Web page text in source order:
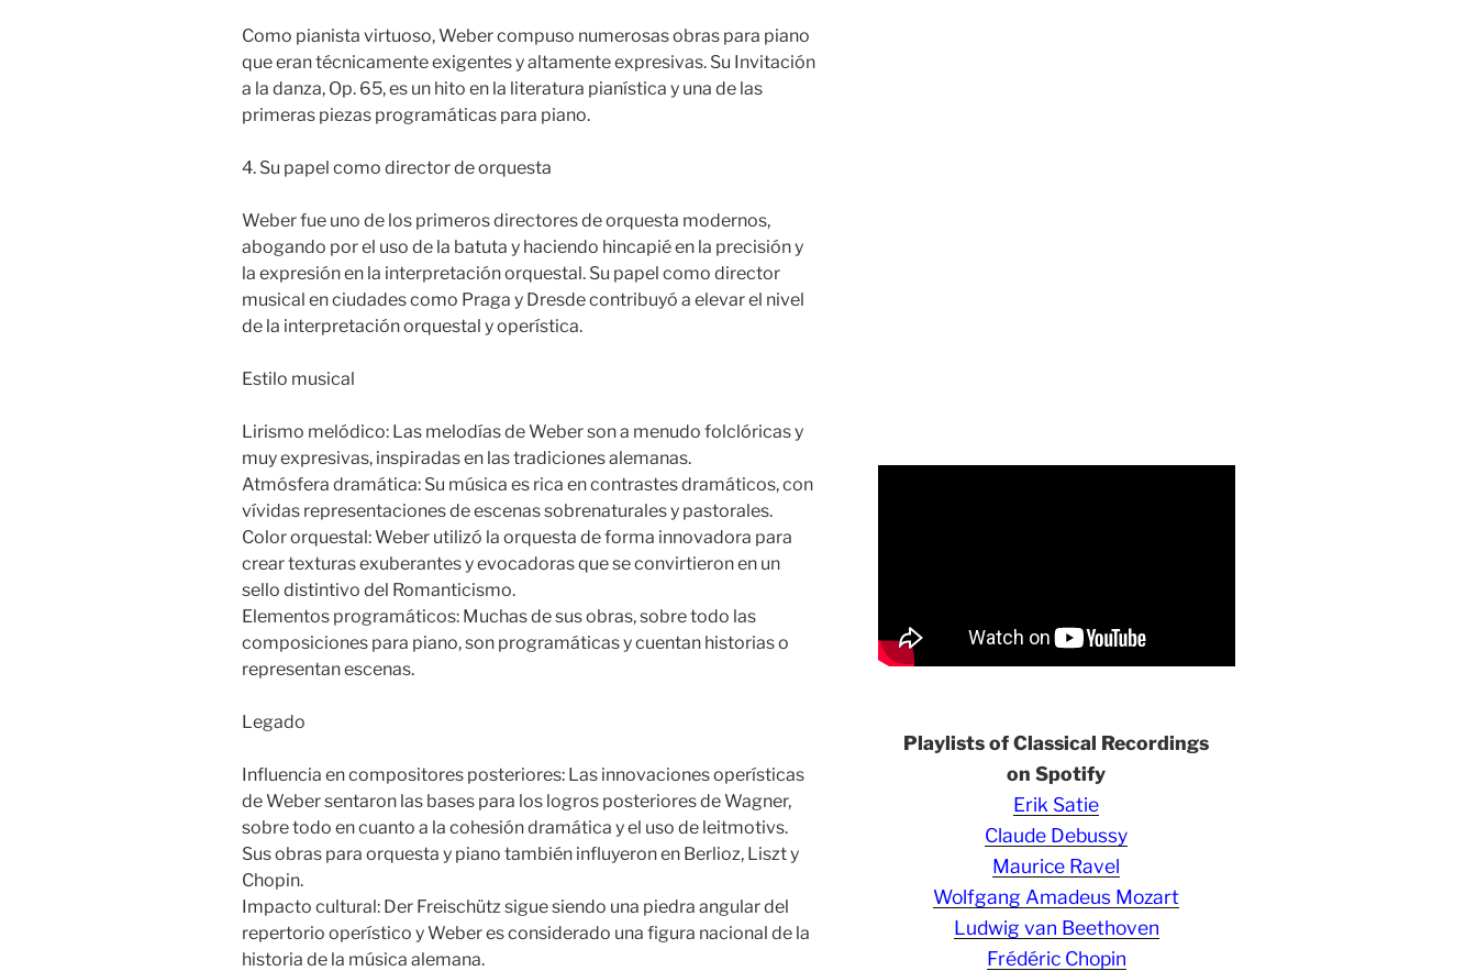
Como pianista virtuoso, Weber compuso numerosas obras para piano
que eran técnicamente exigentes y altamente expresivas. Su Invitación
a la danza, Op. 65, es un hito en la literatura pianística y una de las
primeras piezas programáticas para piano.
4. Su papel como director de orquesta
Weber fue uno de los primeros directores de orquesta modernos,
abogando por el uso de la batuta y haciendo hincapié en la precisión y
la expresión en la interpretación orquestal. Su papel como director
musical en ciudades como Praga y Dresde contribuyó a elevar el nivel
de la interpretación orquestal y operística.
Estilo musical
Lirismo melódico: Las melodías de Weber son a menudo folclóricas y
muy expresivas, inspiradas en las tradiciones alemanas.
Atmósfera dramática: Su música es rica en contrastes dramáticos, con
vívidas representaciones de escenas sobrenaturales y pastorales.
Color orquestal: Weber utilizó la orquesta de forma innovadora para
crear texturas exuberantes y evocadoras que se convirtieron en un
sello distintivo del Romanticismo.
Elementos programáticos: Muchas de sus obras, sobre todo las
composiciones para piano, son programáticas y cuentan historias o
representan escenas.
Legado
Influencia en compositores posteriores: Las innovaciones operísticas
de Weber sentaron las bases para los logros posteriores de Wagner,
sobre todo en cuanto a la cohesión dramática y el uso de leitmotivs.
Sus obras para orquesta y piano también influyeron en Berlioz, Liszt y
Chopin.
Impacto cultural: Der Freischütz sigue siendo una piedra angular del
repertorio operístico y Weber es considerado una figura nacional de la
historia de la música alemana.
Playlists of Classical Recordings
on Spotify
Erik Satie
Claude Debussy
Maurice Ravel
Wolfgang Amadeus Mozart
Ludwig van Beethoven
Frédéric Chopin